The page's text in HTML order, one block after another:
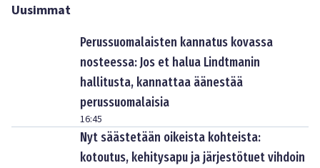
Uusimmat
Perussuomalaisten kannatus kovassa
nosteessa: Jos et halua Lindtmanin
hallitusta, kannattaa äänestää
perussuomalaisia
16:45
Nyt säästetään oikeista kohteista:
kotoutus, kehitysapu ja järjestötuet vihdoin